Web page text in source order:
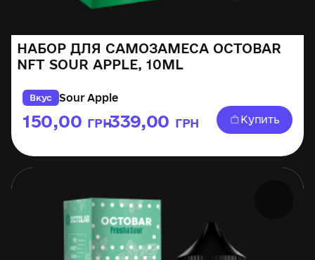
НАБОР ДЛЯ САМОЗАМЕСА OCTOBAR
NFT SOUR APPLE, 10ML
Вкус Sour Apple
150,00 ГРН
–339,00 ГРН Купить